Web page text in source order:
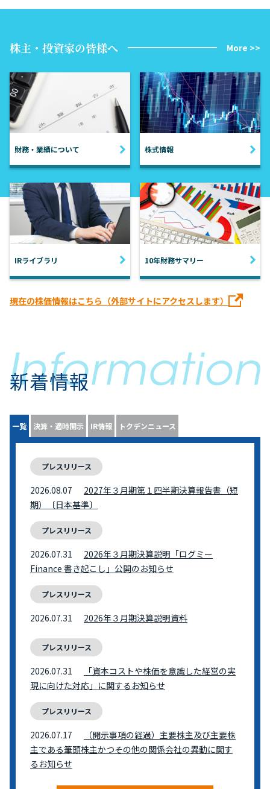
株主・投資家の皆様へ More >>
財務・業績について 株式情報
IRライブラリ 10年財務サマリー
現在の株価情報はこちら（外部サイトにアクセスします）
新着情報
一覧 決算・適時開示 IR情報 トクデンニュース
プレスリリース
2026.08.07
2027年３月期第１四半期決算報告書（短
期）〔日本基準〕
プレスリリース
2026.07.31
2026年３月期決算説明「ログミー
Finance 書き起こし」公開のお知らせ
プレスリリース
2026.07.31 2026年３月期決算説明資料
プレスリリース
2026.07.31
「資本コストや株価を意識した経営の実
現に向けた対応」に関するお知らせ
プレスリリース
2026.07.17
（開示事項の経過）主要株主及び主要株
主である筆頭株主かつその他の関係会社の異動に関す
るお知らせ